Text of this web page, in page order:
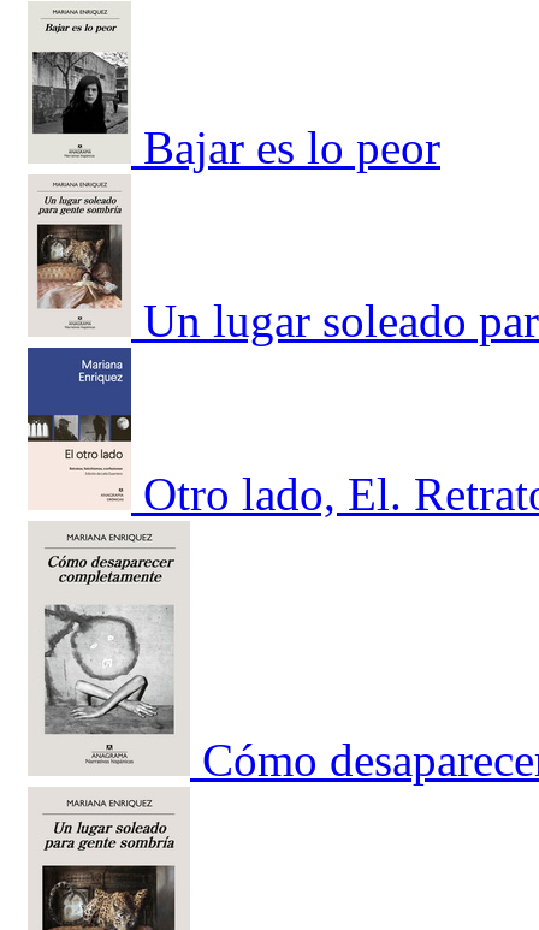
Bajar es lo peor
Un lugar soleado
Otro lado, El.
Cómo